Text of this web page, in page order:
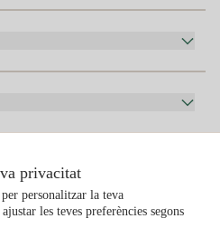
privacitat
personalitzar la teva
les teves preferències segons